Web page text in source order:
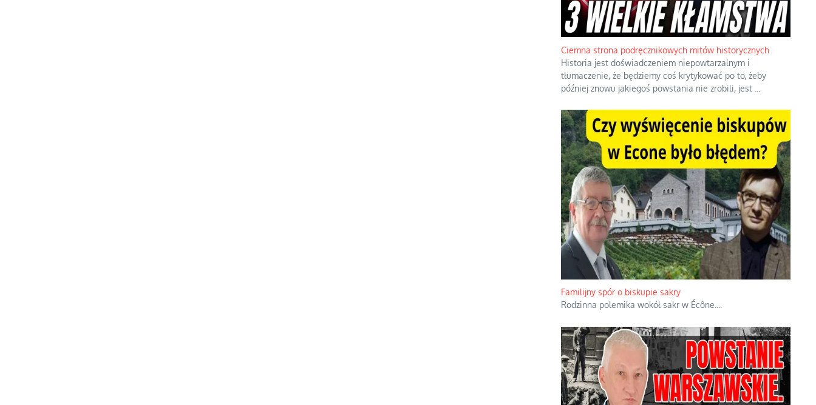
Ciemna strona podręcznikowych mitów historycznych
Historia jest doświadczeniem niepowtarzalnym i
tłumaczenie, że będziemy coś krytykować po to, żeby
później znowu jakiegoś powstania nie zrobili, jest
Familijny spór o biskupie sakry
Rodzinna polemika wokół sakr w Écône.